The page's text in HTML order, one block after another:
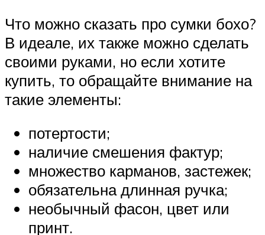
Что можно сказать про сумки бохо?
В идеале, их также можно сделать
своими руками, но если хотите
купить, то обращайте внимание на
такие элементы:
потертости;
наличие смешения фактур;
множество карманов, застежек;
обязательна длинная ручка;
необычный фасон, цвет или
принт.